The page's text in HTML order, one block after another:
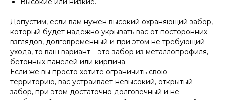
Высокие или низкие.
Допустим, если вам нужен высокий охраняющий забор,
который будет надежно укрывать вас от посторонних
взглядов, долговременный и при этом не требующий
ухода, то ваш вариант – это забор из металлопрофиля,
бетонных панелей или кирпича.
Если же вы просто хотите ограничить свою
территорию, вас устраивает невысокий, открытый
забор, при этом достаточно долговечный и не